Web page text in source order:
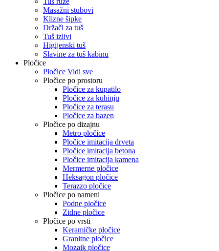
Masažni stubovi
Klizne šipke
Držači za tuš
Tuš izlivi
Higijenski tuš
Slavine za tuš kabinu
Pločice
Pločice Vidi sve
Pločice po prostoru
Pločice za kupatilo
Pločice za kuhinju
Pločice za terasu
Pločice za bazen
Pločice po dizajnu
Metro pločice
Pločice imitacija drveta
Pločice imitacija betona
Pločice imitacija kamena
Mermerne pločice
Heksagon pločice
Terazzo pločice
Pločice po nameni
Podne pločice
Zidne pločice
Pločice po vrsti
Keramičke pločice
Granitne pločice
Mozaik pločice